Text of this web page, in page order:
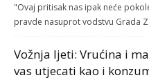
"Ovaj pritisak nas ipak neće
pravde nasuprot vodstvu Grada
Vožnja ljeti: Vrućina i
vas utjecati kao i